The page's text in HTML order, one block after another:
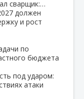
сварщик:…
должен
и рост
по
бюджета
под ударом:
атаки